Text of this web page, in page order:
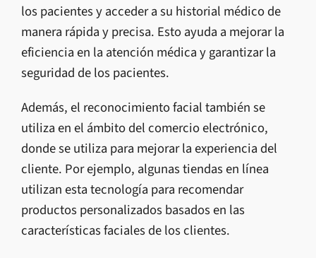
los pacientes y acceder a su historial médico de
manera rápida y precisa. Esto ayuda a mejorar la
eficiencia en la atención médica y garantizar la
seguridad de los pacientes.
Además, el reconocimiento facial también se
utiliza en el ámbito del comercio electrónico,
donde se utiliza para mejorar la experiencia del
cliente. Por ejemplo, algunas tiendas en línea
utilizan esta tecnología para recomendar
productos personalizados basados en las
características faciales de los clientes.